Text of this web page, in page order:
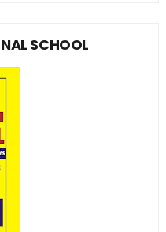
SCHOOL